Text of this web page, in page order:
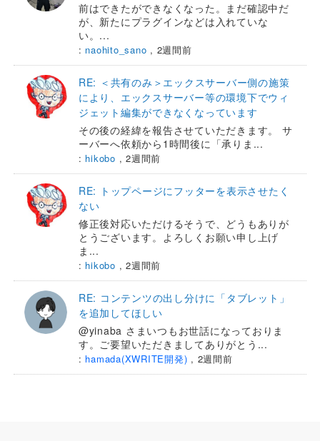
前はできたができなくなった。まだ確認中だ
が、新たにプラグインなどは入れていな
い。...
: naohito_sano , 2週間前
RE: ＜共有のみ＞エックスサーバー側の施策
により、エックスサーバー等の環境下でウィ
ジェット編集ができなくなっています
その後の経緯を報告させていただきます。 サ
ーバーへ依頼から1時間後に「承りま...
: hikobo ,2週間前
RE: トップページにフッターを表示させたく
ない
修正後対応いただけるそうで、どうもありが
とうございます。よろしくお願い申し上げ
ま...
: hikobo ,2週間前
RE: コンテンツの出し分けに「タブレット」
を追加してほしい
@yinaba さまいつもお世話になっておりま
す。ご要望いただきましてありがとう...
: hamada(XWRITE開発) , 2週間前